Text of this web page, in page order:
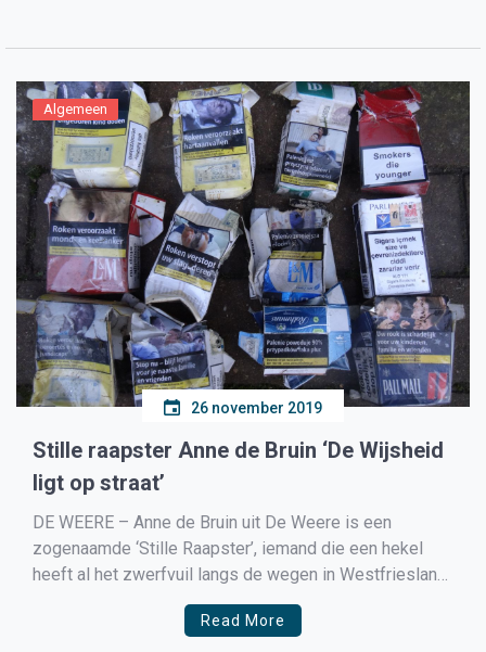
Algemeen
26 november 2019
Stille raapster Anne de Bruin ‘De Wijsheid
ligt op straat’
DE WEERE – Anne de Bruin uit De Weere is een
zogenaamde ‘Stille Raapster’, iemand die een hekel
heeft al het zwerfvuil langs de wegen in Westfriesland
en daarom vaak alleen of met andere Stille Rapers,
zwerfvuil opruimt langs de wegen.
Read More